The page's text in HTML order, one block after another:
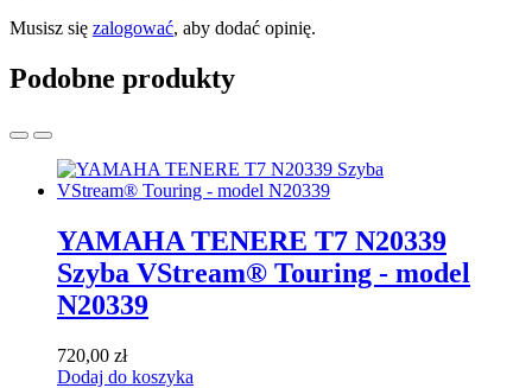
Musisz się zalogować, aby dodać opinię.
Podobne produkty
YAMAHA TENERE T7 N20339
Szyba VStream® Touring - model
N20339
720,00 zł
Dodaj do koszyka